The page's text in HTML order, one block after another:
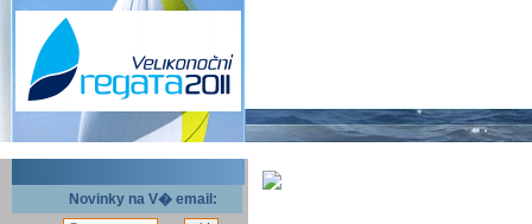
Novinky na V� email: